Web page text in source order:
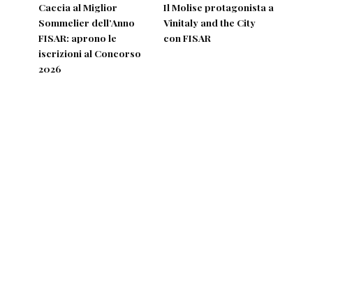
Caccia al Miglior
Sommelier dell’Anno
FISAR: aprono le
iscrizioni al Concorso
2026
Il Molise protagonista a
Vinitaly and the City
con FISAR